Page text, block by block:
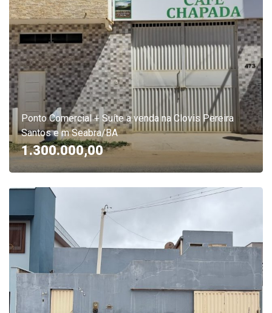
Ponto Comercial + Suíte a venda na Clovis Pereira
Santos e m Seabra/BA
1.300.000,00